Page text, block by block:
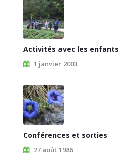
Activités avec les enfants
1 janvier 2003
Conférences et sorties
27 août 1986